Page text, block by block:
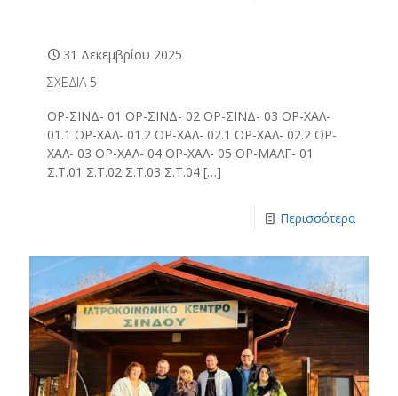
31 Δεκεμβρίου 2025
ΣΧΕΔΙΑ 5
ΟΡ-ΣINΔ- 01 ΟΡ-ΣINΔ- 02 ΟΡ-ΣINΔ- 03 ΟΡ-ΧΑΛ-
01.1 ΟΡ-ΧΑΛ- 01.2 ΟΡ-ΧΑΛ- 02.1 ΟΡ-ΧΑΛ- 02.2 ΟΡ-
ΧΑΛ- 03 ΟΡ-ΧΑΛ- 04 ΟΡ-ΧΑΛ- 05 ΟΡ-ΜΑΛΓ- 01
Σ.Τ.01 Σ.Τ.02 Σ.Τ.03 Σ.Τ.04 […]
Περισσότερα